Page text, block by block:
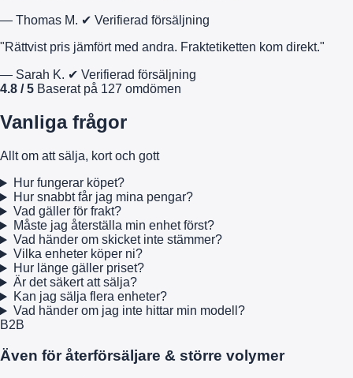
— Thomas M. ✔ Verifierad försäljning
"Rättvist pris jämfört med andra. Fraktetiketten kom direkt."
— Sarah K. ✔ Verifierad försäljning
4.8 / 5 Baserat på 127 omdömen
Vanliga frågor
Allt om att sälja, kort och gott
Hur fungerar köpet?
Hur snabbt får jag mina pengar?
Vad gäller för frakt?
Måste jag återställa min enhet först?
Vad händer om skicket inte stämmer?
Vilka enheter köper ni?
Hur länge gäller priset?
Är det säkert att sälja?
Kan jag sälja flera enheter?
Vad händer om jag inte hittar min modell?
B2B
Även för återförsäljare & större volymer